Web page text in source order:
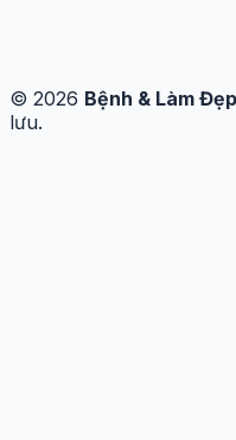
© 2026 Bệnh & Làm
lưu.